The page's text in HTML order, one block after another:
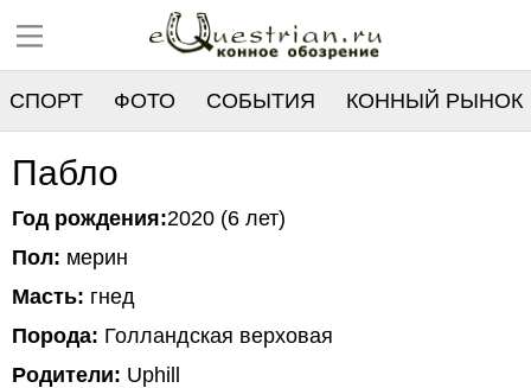
СПОРТ ФОТО СОБЫТИЯ КОННЫЙ РЫНОК
РЕЕСТР
Пабло
Год рождения:2020 (6 лет)
Пол: мерин
Масть: гнед
Порода: Голландская верховая
Родители: Uphill